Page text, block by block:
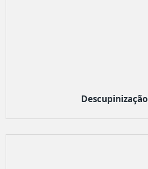
Descupinização